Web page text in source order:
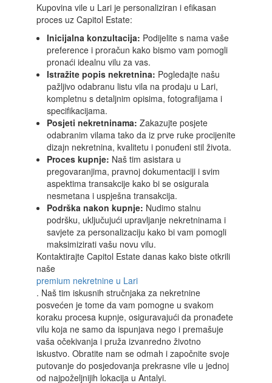
Kupovina vile u Lari je personaliziran i efikasan
proces uz Capitol Estate:
Inicijalna konzultacija: Podijelite s nama vaše
preference i proračun kako bismo vam pomogli
pronaći idealnu vilu za vas.
Istražite popis nekretnina: Pogledajte našu
pažljivo odabranu listu vila na prodaju u Lari,
kompletnu s detaljnim opisima, fotografijama i
specifikacijama.
Posjeti nekretninama: Zakazujte posjete
odabranim vilama tako da iz prve ruke procijenite
dizajn nekretnina, kvalitetu i ponuđeni stil života.
Proces kupnje: Naš tim asistara u
pregovaranjima, pravnoj dokumentaciji i svim
aspektima transakcije kako bi se osigurala
nesmetana i uspješna transakcija.
Podrška nakon kupnje: Nudimo stalnu
podršku, uključujući upravljanje nekretninama i
savjete za personalizaciju kako bi vam pomogli
maksimizirati vašu novu vilu.
Kontaktirajte Capitol Estate danas kako biste otkrili
naše
premium nekretnine u Lari
. Naš tim iskusnih stručnjaka za nekretnine
posvećen je tome da vam pomogne u svakom
koraku procesa kupnje, osiguravajući da pronađete
vilu koja ne samo da ispunjava nego i premašuje
vaša očekivanja i pruža izvanredno životno
iskustvo. Obratite nam se odmah i započnite svoje
putovanje do posjedovanja prekrasne vile u jednoj
od najpoželjnijih lokacija u Antalyi.